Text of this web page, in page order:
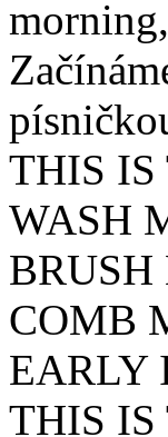
THIS
WASH
COMB
EARLY
THIS